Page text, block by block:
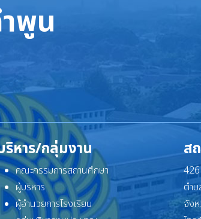
พูน
ริหาร/กลุ่มงาน
คณะกรรมการสถานศึกษา
ผู้บริหาร
ผู้อำนวยการโรงเรียน
ส
ตำ
จัง